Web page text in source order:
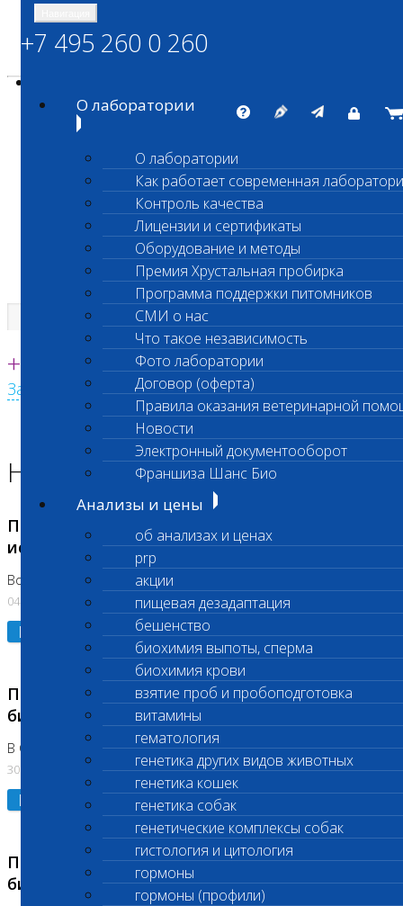
ШАНС БИО
Независимая ветеринарная лаборатория
Единая круглосуточная справочная
+7 495 260 0 260
Заказать звонок с сайта
+7 495 260 0 260
О лаборатории
О лаборатории
Как работает современная
Контроль качества
Лицензии и сертификаты
Оборудование и методы
Премия Хрустальная пробирка
Программа поддержки питомников
СМИ о нас
Что такое независимость
Фото лаборатории
Договор (оферта)
Правила оказания ветеринарной
Новости
Электронный документооборот
Франшиза Шанс Био
Анализы и цены
об анализах и ценах
prp
акции
пищевая дезадаптация
бешенство
биохимия выпоты, сперма
биохимия крови
взятие проб и пробоподготовка
витамины
гематология
генетика других видов животных
генетика кошек
генетика собак
генетические комплексы собак
гистология и цитология
гормоны
гормоны (профили)
Главная страница
Новости лаборатории
Приостановка срочных биохимических
исследований
Во Владыкино
04.08.2026
Подробнее
Приостановлено выполнение срочных
биохимических исследований
В Сколково. Код (123,309,310)
30.07.2026
Подробнее
Приостановлено выполнение срочных
биохимических исследований